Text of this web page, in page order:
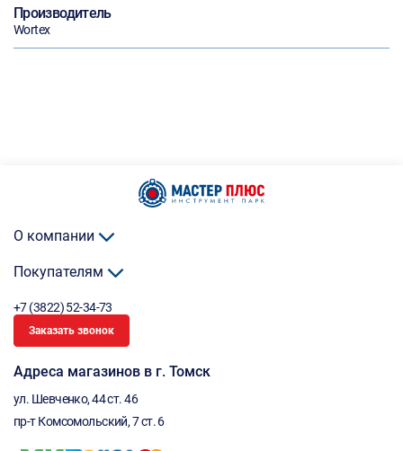
Производитель
Wortex
О компании
Покупателям
+7 (3822) 52-34-73
Заказать звонок
Адреса магазинов в г. Томск
ул. Шевченко, 44 ст. 46
пр-т Комсомольский, 7 ст. 6